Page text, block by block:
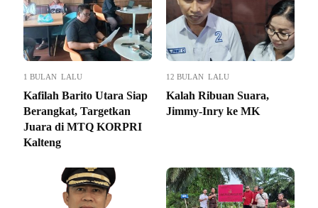
1 BULAN LALU
Kafilah Barito Utara Siap
Berangkat, Targetkan
Juara di MTQ KORPRI
Kalteng
12 BULAN LALU
Kalah Ribuan Suara,
Jimmy-Inry ke MK